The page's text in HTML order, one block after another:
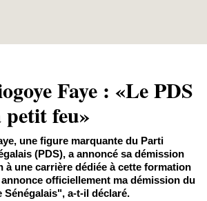
Faye : «Le PDS
petit feu»
une figure marquante du Parti
(PDS), a annoncé sa démission
à une carrière dédiée à cette formation
officiellement ma démission du
Sénégalais", a-t-il déclaré.